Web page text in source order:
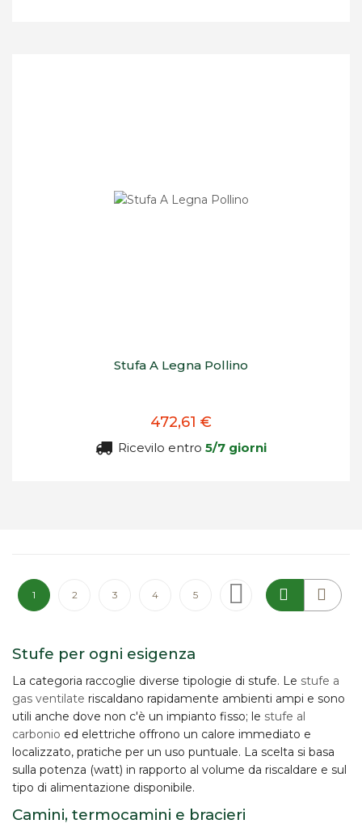
Stufa A Legna Pollino
472,61 €
Ricevilo entro 5/7 giorni
Pagina
Attualmente stai leggendo la pagina
1 Pagina
2 Pagina
3 Pagina
4 Pagina
5 Pagina
Successivo
Stufe per ogni esigenza
La categoria raccoglie diverse tipologie di stufe. Le stufe a
gas ventilate riscaldano rapidamente ambienti ampi e sono
utili anche dove non c'è un impianto fisso; le stufe al
carbonio ed elettriche offrono un calore immediato e
localizzato, pratiche per un uso puntuale. La scelta si basa
sulla potenza (watt) in rapporto al volume da riscaldare e sul
tipo di alimentazione disponibile.
Camini, termocamini e bracieri